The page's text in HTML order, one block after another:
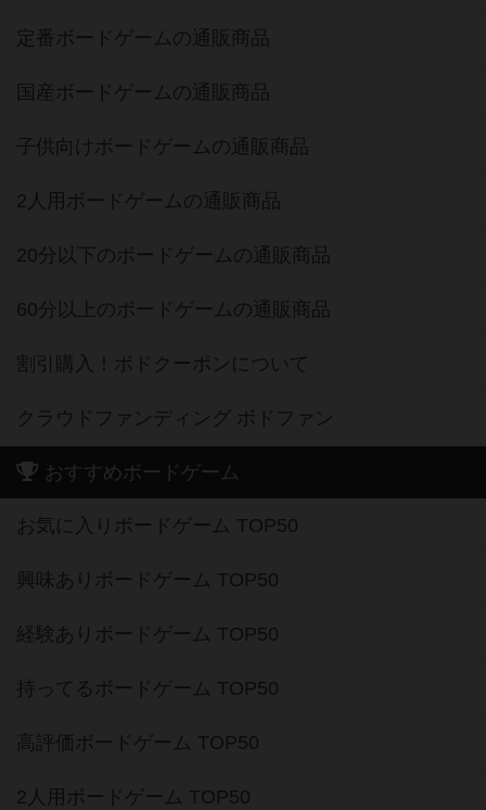
定番ボードゲームの通販商品
国産ボードゲームの通販商品
子供向けボードゲームの通販商品
2人用ボードゲームの通販商品
20分以下のボードゲームの通販商品
60分以上のボードゲームの通販商品
割引購入！ボドクーポンについて
クラウドファンディング ボドファン
おすすめボードゲーム
お気に入りボードゲーム TOP50
興味ありボードゲーム TOP50
経験ありボードゲーム TOP50
持ってるボードゲーム TOP50
高評価ボードゲーム TOP50
2人用ボードゲーム TOP50